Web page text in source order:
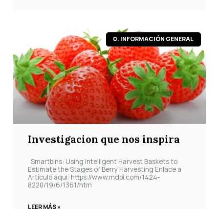
0. INFORMACIÓN GENERAL
Investigacion que nos inspira
Smartbins: Using Intelligent Harvest Baskets to
Estimate the Stages of Berry Harvesting Enlace a
Artículo aqui: https://www.mdpi.com/1424-
8220/19/6/1361/htm
LEER MÁS »